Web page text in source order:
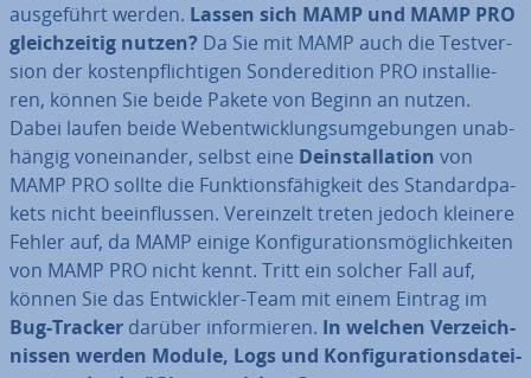
aus­ge­führt werden. Lassen sich MAMP und MAMP PRO
gleich­zei­tig nutzen? Da Sie mit MAMP auch die Test­ver­
si­on der kos­ten­pflich­ti­gen Son­der­edi­ti­on PRO in­stal­lie­
ren, können Sie beide Pakete von Beginn an nutzen.
Dabei laufen beide Web­ent­wick­lungs­um­ge­bun­gen un­ab­
hän­gig von­ein­an­der, selbst eine De­instal­la­ti­on von
MAMP PRO sollte die Funk­ti­ons­fä­hig­keit des Stan­dard­pa­
kets nicht be­ein­flus­sen. Ver­ein­zelt treten jedoch kleinere
Fehler auf, da MAMP einige Kon­fi­gu­ra­ti­ons­mög­lich­kei­ten
von MAMP PRO nicht kennt. Tritt ein solcher Fall auf,
können Sie das Ent­wick­ler-Team mit einem Eintrag im
Bug-Tracker darüber in­for­mie­ren. In welchen Ver­zeich­
nis­sen werden Module, Logs und Kon­fi­gu­ra­ti­ons­da­tei­